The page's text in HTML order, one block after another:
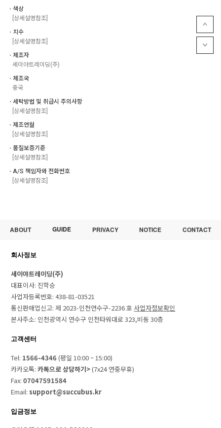
ㆍ색상
[상세설명참조]
ㆍ치수
[상세설명참조]
ㆍ제조자
세이야트레이딩(주)
ㆍ제조국
중국
ㆍ세탁방법 및 취급시 주의사항
[상세설명참조]
ㆍ제조연월
[상세설명참조]
ㆍ품질보증기준
[상세설명참조]
ㆍA/S 책임자와 전화번호
[상세설명참조]
ABOUT GUIDE PRIVACY NOTICE CONTACT
회사정보
세이야트레이딩(주)
대표이사: 진학승
사업자등록번호: 438-81-03521
통신판매업신고: 제 2023-인천연수구-2236 호 사업자정보확인
본사주소: 인천광역시 연수구 인천타워대로 323,비동 30층
고객센터
Tel: 1566-4346 (평일 10:00 ~ 15:00)
카카오톡:카톡으로 상담하기>(7x24 연중무휴)
Fax:07047591584
Email:support@succubus.kr
입금정보